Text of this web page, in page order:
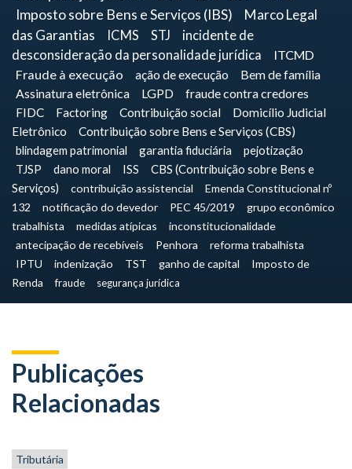
Imposto sobre Bens e Serviços (IBS)
Marco Legal
das Garantias
ICMS STJ
incidente de
desconsideração da personalidade jurídica
ITCMD
Fraude à execução
ação de execução
Bem de família
Assinatura eletrônica
LGPD fraude contra credores
FIDC Factoring Contribuição social
Domicílio Judicial
Eletrônico
Contribuição sobre Bens e Serviços (CBS)
blindagem patrimonial
garantia fiduciária
pejotização
TJSP
dano moral ISS
CBS (Contribuição sobre Bens e
Serviços)
contribuição assistencial
Emenda Constitucional nº
132
notificação do devedor PEC 45/2019
grupo econômico
trabalhista
medidas atípicas
inconstitucionalidade
antecipação de recebíveis
Penhora
reforma trabalhista
IPTU
indenização TST ganho de capital
Imposto de
Renda
fraude segurança jurídica
Publicações
Relacionadas
Tributária